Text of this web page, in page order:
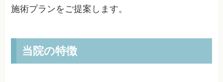
施術プランをご提案します。
当院の特徴